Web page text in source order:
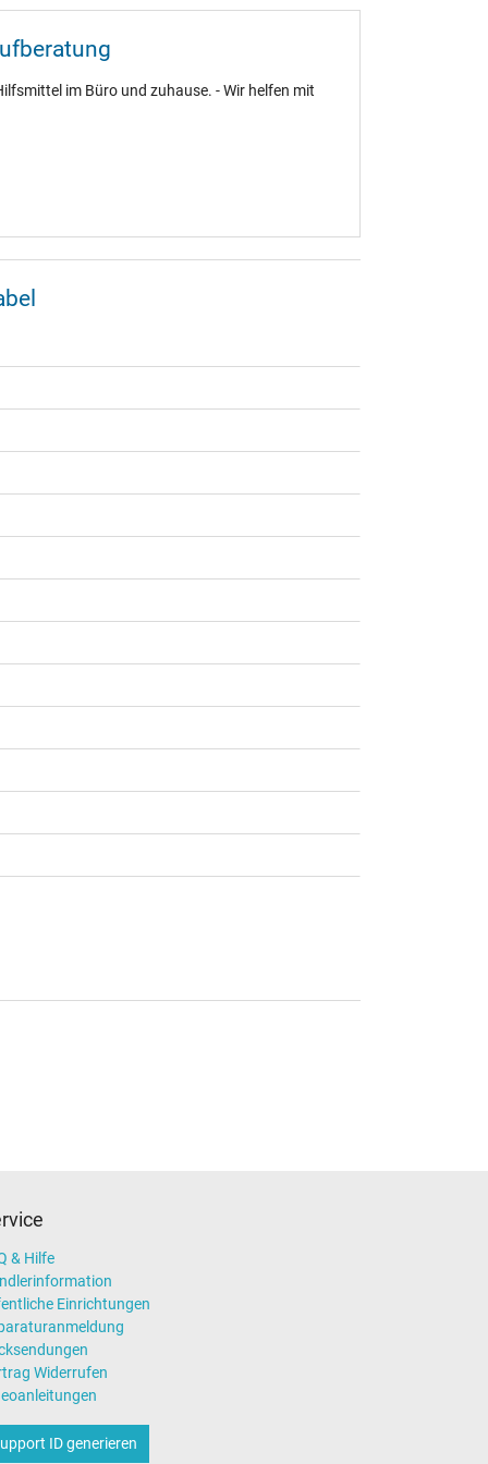
im Büro und zuhause. - Wir helfen mit
& Hilfe
Einrichtungen
Widerrufen
ID generieren